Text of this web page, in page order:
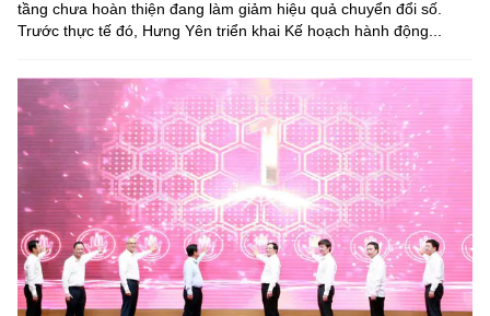
tầng chưa hoàn thiện đang làm giảm hiệu quả chuyển đổi số.
Trước thực tế đó, Hưng Yên triển khai Kế hoạch hành động...